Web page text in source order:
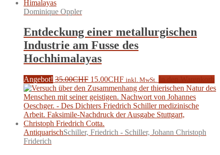
Dominique Oppler
Entdeckung einer metallurgischen
Industrie am Fusse des
Hochhimalayas
Angebot! 35.00CHF Ursprünglicher
Preis
war:
35.00CHF
15.00CHFAktueller
Preis
ist:
15.00CHF.
inkl. MwSt.
AntiquarischSchiller, Friedrich - Schiller, Johann Christoph
Friderich